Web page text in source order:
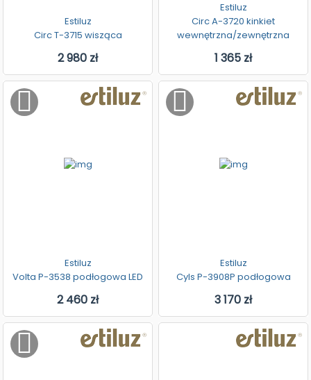
Estiluz
Circ T-3715 wisząca
2 980 zł
Estiluz
Circ A-3720 kinkiet
wewnętrzna/zewnętrzna
1 365 zł
Estiluz
Volta P-3538 podłogowa LED
2 460 zł
Estiluz
Cyls P-3908P podłogowa
3 170 zł